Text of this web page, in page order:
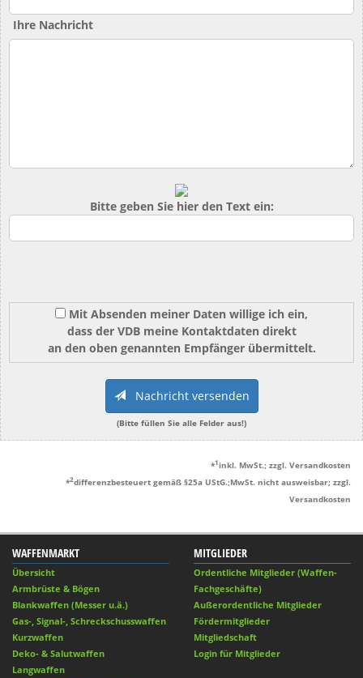
Ihre Nachricht
Bitte geben Sie hier den Text ein:
Mit Absenden meiner Daten willige ich ein,
dass der VDB meine Kontaktdaten direkt
an den oben genannten Empfänger übermittelt.
Nachricht versenden
(Bitte füllen Sie alle Felder aus!)
*1inkl. MwSt.; zzgl. Versandkosten
*2differenzbesteuert gemäß §25a UStG.;MwSt. nicht ausweisbar; zzgl.
Versandkosten
WAFFENMARKT
Übersicht
Armbrüste & Bögen
Blankwaffen (Messer u.ä.)
Gas-, Signal-, Schreckschusswaffen
Kurzwaffen
Deko- & Salutwaffen
Langwaffen
MITGLIEDER
Ordentliche Mitglieder (Waffen-
Fachgeschäfte)
Außerordentliche Mitglieder
Fördermitglieder
Mitgliedschaft
Login für Mitglieder